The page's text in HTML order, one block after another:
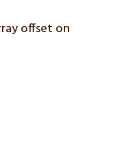
offset on